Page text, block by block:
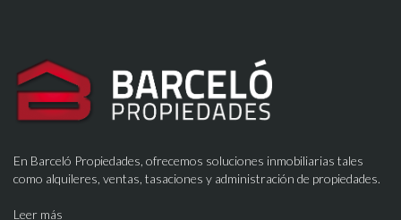
En Barceló Propiedades, ofrecemos soluciones inmobiliarias tales
como alquileres, ventas, tasaciones y administración de propiedades.
Leer más